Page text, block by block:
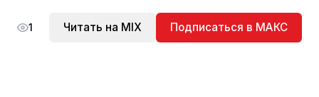
1 Читать на MIX Подписаться в МАКС